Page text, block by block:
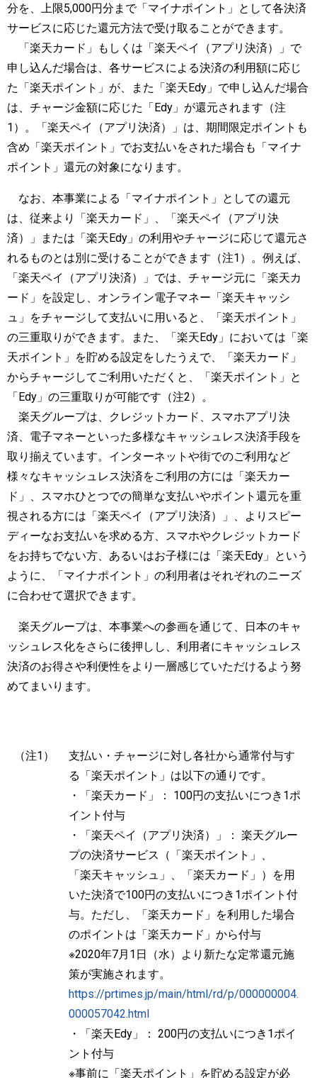
分を、上限5,000円分まで「マイナポイント」として各決済
サービスに応じた還元方法で受け取ることができます。
「楽天カード」もしくは「楽天ペイ（アプリ決済）」で
申し込んだ場合は、各サービスによる決済の利用額に応じ
た「楽天ポイント」が、また「楽天Edy」で申し込んだ場合
は、チャージ金額に応じた「Edy」が還元されます（注
1）。「楽天ペイ（アプリ決済）」は、期間限定ポイントも
含め「楽天ポイント」でお支払いをされた場合も「マイナ
ポイント」還元の対象になります。
なお、本事業による「マイナポイント」としての還元
は、従来より「楽天カード」、「楽天ペイ（アプリ決
済）」または「楽天Edy」の利用やチャージに応じて還元さ
れるものとは別に受けることができます（注1）。例えば、
「楽天ペイ（アプリ決済）」では、チャージ元に「楽天カ
ード」を設定し、オンライン電子マネー「楽天キャッシ
ュ」をチャージして支払いに用いると、「楽天ポイント」
の三重取りができます。また、「楽天Edy」においては「楽
天ポイント」を貯める設定をしたうえで、「楽天カード」
からチャージしてご利用いただくと、「楽天ポイント」と
「Edy」の三重取りが可能です（注2）。
楽天グループは、クレジットカード、スマホアプリ決
済、電子マネーといった多様なキャッシュレス決済手段を
取り揃えています。インターネットや街でのご利用など
様々なキャッシュレス決済をご利用の方には「楽天カー
ド」、スマホひとつでの簡単な支払いやポイント還元を重
視される方には「楽天ペイ（アプリ決済）」、よりスピー
ディーなお支払いを求める方、スマホやクレジットカード
をお持ちでない方、あるいはお子様には「楽天Edy」という
ように、「マイナポイント」の利用者はそれぞれのニーズ
に合わせて選択できます。
楽天グループは、本事業への参画を通じて、日本のキャ
ッシュレス化をさらに後押しし、利用者にキャッシュレス
決済のお得さや利便性をより一層感じていただけるよう努
めてまいります。
（注1）
支払い・チャージに対し各社から通常付与す
る「楽天ポイント」は以下の通りです。
・「楽天カード」： 100円の支払いにつき1ポ
イント付与
・「楽天ペイ（アプリ決済）」： 楽天グルー
プの決済サービス（「楽天ポイント」、
「楽天キャッシュ」、「楽天カード」）を用
いた決済で100円の支払いにつき1ポイント付
与。ただし、「楽天カード」を利用した場合
のポイントは「楽天カード」から付与
※2020年7月1日（水）より新たな定常還元施
策が実施されます。
https://prtimes.jp/main/html/rd/p/000000004.
000057042.html
・「楽天Edy」： 200円の支払いにつき1ポイ
ント付与
※事前に「楽天ポイント」を貯める設定が必